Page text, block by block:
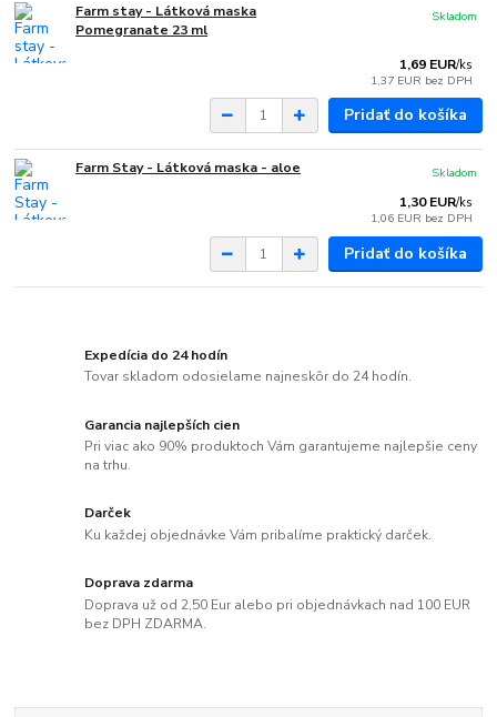
Farm stay - Látková maska
Pomegranate 23 ml
1,69 EUR/ks
1,37 EUR bez DPH
Skladom
Pridať do košíka
Farm Stay - Látková maska - aloe
1,30 EUR/ks
1,06 EUR bez DPH
Skladom
Pridať do košíka
Expedícia do 24 hodín
Tovar skladom odosielame najneskôr do 24 hodín.
Garancia najlepších cien
Pri viac ako 90% produktoch Vám garantujeme najlepšie ceny
na trhu.
Darček
Ku každej objednávke Vám pribalíme praktický darček.
Doprava zdarma
Doprava už od 2,50 Eur alebo pri objednávkach nad 100 EUR
bez DPH ZDARMA.